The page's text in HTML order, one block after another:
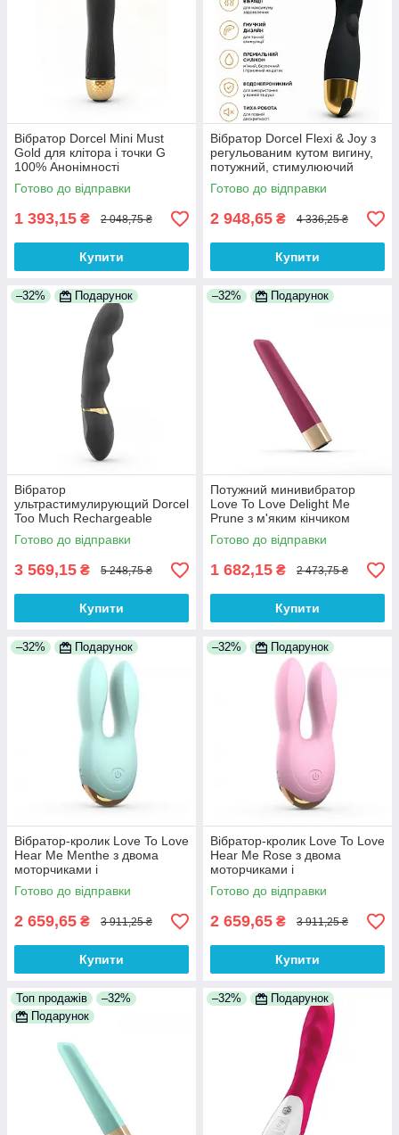
Вібратор Dorcel Mini Must
Gold для клітора і точки G
100% Анонімності
Готово до відправки
1 393,15 ₴ 2 048,75 ₴
Купити
Вібратор Dorcel Flexi & Joy з
регульованим кутом вигину,
потужний, стимулюючий
рельєф, 2 мотора 100%
Анонімності
Готово до відправки
2 948,65 ₴ 4 336,25 ₴
Купити
–32% Подарунок
Вібратор
ультрастимулирующий Dorcel
Too Much Rechargeable
Black, гнучкий і потужний, 3
вибромотора 100%
Готово до відправки
3 569,15 ₴ 5 248,75 ₴
Купити
–32% Подарунок
Потужний минивибратор
Love To Love Delight Me
Prune з м'яким кінчиком
100% Анонімності
Готово до відправки
1 682,15 ₴ 2 473,75 ₴
Купити
–32% Подарунок
Вібратор-кролик Love To Love
Hear Me Menthe з двома
моторчиками і
різнокольорова LED-
підсвічуванням 100%
Готово до відправки
2 659,65 ₴ 3 911,25 ₴
Купити
–32% Подарунок
Вібратор-кролик Love To Love
Hear Me Rose з двома
моторчиками і
різнокольорова LED-
підсвічуванням 100%
Готово до відправки
2 659,65 ₴ 3 911,25 ₴
Купити
Топ продажів
–32%
Подарунок
–32% Подарунок